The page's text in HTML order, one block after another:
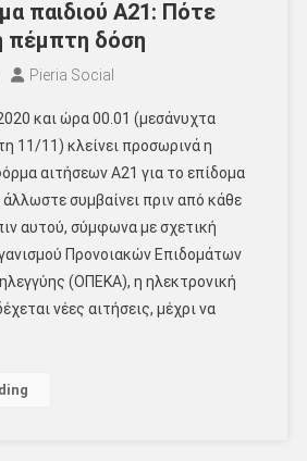
παιδιού Α21: Πότε
πέμπτη δόση
Pieria Social
και ώρα 00.01 (μεσάνυχτα
11/11) κλείνει προσωρινά η
αιτήσεων Α21 για το επίδομα
συμβαίνει πριν από κάθε
αυτού, σύμφωνα με σχετική
Προνοιακών Επιδομάτων
(ΟΠΕΚΑ), η ηλεκτρονική
νέες αιτήσεις, μέχρι να